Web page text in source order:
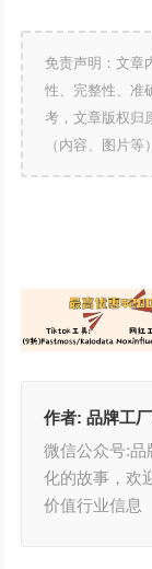
免责声明：文章
性、完整性、准
考，文章版权归
（内容、图片
作者:品牌工
微信公众号:品
化的故事，欢
价值行业信息